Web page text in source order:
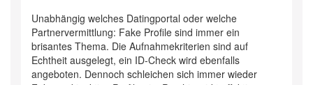
Unabhängig welches Datingportal oder welche
Partnervermittlung: Fake Profile sind immer ein
brisantes Thema. Die Aufnahmekriterien sind auf
Echtheit ausgelegt, ein ID-Check wird ebenfalls
angeboten. Dennoch schleichen sich immer wieder